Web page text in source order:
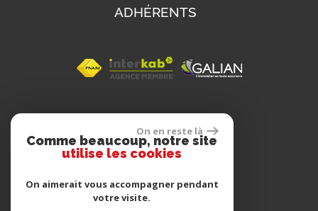
ADHÉRENTS
SE CONNECTER
Espace propriétaire
On en reste là
Comme beaucoup, notre site
utilise les cookies
On aimerait vous accompagner pendant
votre visite.